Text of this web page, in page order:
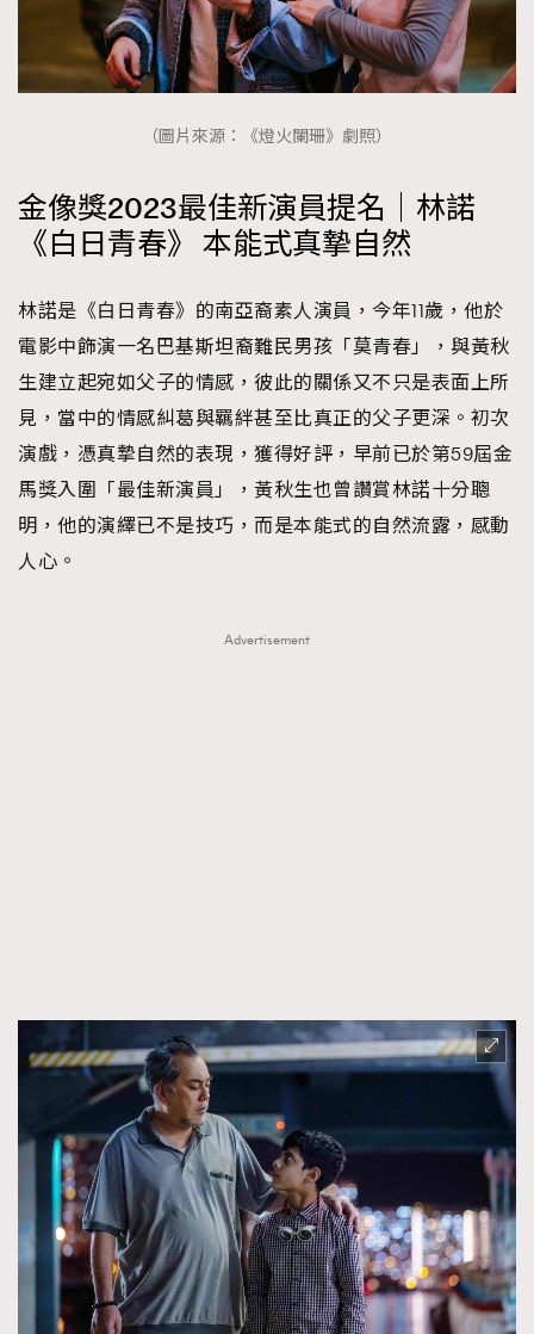
（圖片來源：《燈火闌珊》劇照）
金像獎2023最佳新演員提名｜林諾
《白日青春》 本能式真摯自然
林諾是《白日青春》的南亞裔素人演員，今年11歲，他於
電影中飾演一名巴基斯坦裔難民男孩「莫青春」，與黃秋
生建立起宛如父子的情感，彼此的關係又不只是表面上所
見，當中的情感糾葛與羈絆甚至比真正的父子更深。初次
演戲，憑真摯自然的表現，獲得好評，早前已於第59屆金
馬獎入圍「最佳新演員」，黃秋生也曾讚賞林諾十分聰
明，他的演繹已不是技巧，而是本能式的自然流露，感動
人心。
Advertisement